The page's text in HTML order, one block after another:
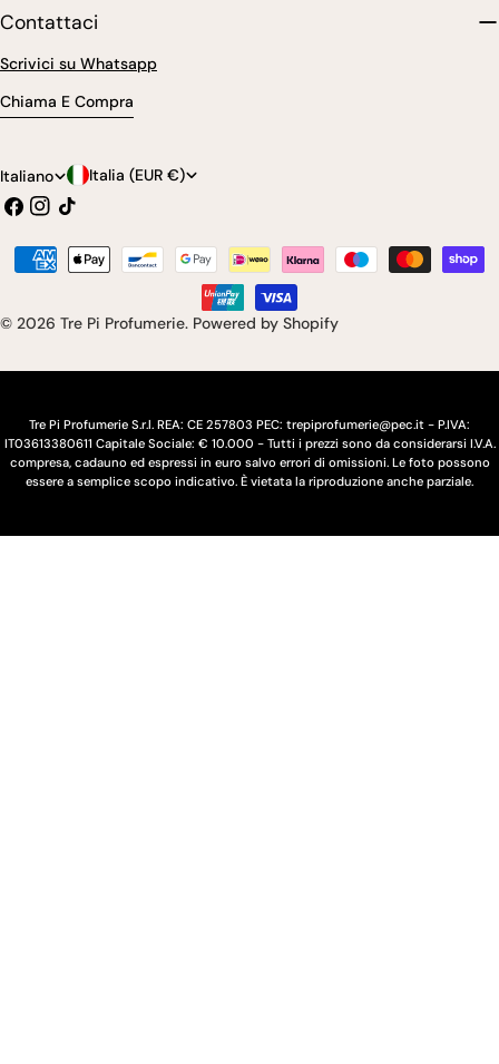
Contattaci
Scrivici su Whatsapp
Chiama E Compra
L
i
n
u
Italiano
P
a
e
s
e
e
g
o
Italia (EUR €)
Facebook
Instagram
Tic
© 2026 Tre Pi Profumerie. Powered by Shopify
Modalità
Tre Pi Profumerie S.r.l. REA: CE 257803 PEC: trepiprofumerie@pec.it - P.IVA:
IT03613380611 Capitale Sociale: € 10.000 - Tutti i prezzi sono da considerarsi I.V.A.
compresa, cadauno ed espressi in euro salvo errori di omissioni. Le foto possono
essere a semplice scopo indicativo. È vietata la riproduzione anche parziale.